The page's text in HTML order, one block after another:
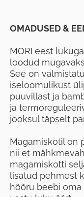
OMADUSED &
MORI eest
loodud
See on
iseloomulikust
puuvillast ja
ja
jooksul täpselt
Magamiskotil on
nii et
magamiskotti
lisatud pehmest
hõõru beebi